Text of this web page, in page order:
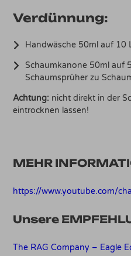
Verdünnung:
Handwäsche 50ml auf 10
Schaumkanone 50ml auf
Schaumsprüher zu
Achtung: nicht direkt in der
eintrocknen lassen!
MEHR
https://www.youtube.com/
Unsere
The RAG Company – Eagle